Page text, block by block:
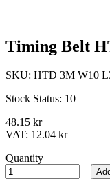
Timing Belt
SKU: HTD 3M W10
Stock Status: 10
48.15 kr
VAT: 12.04 kr
Quantity